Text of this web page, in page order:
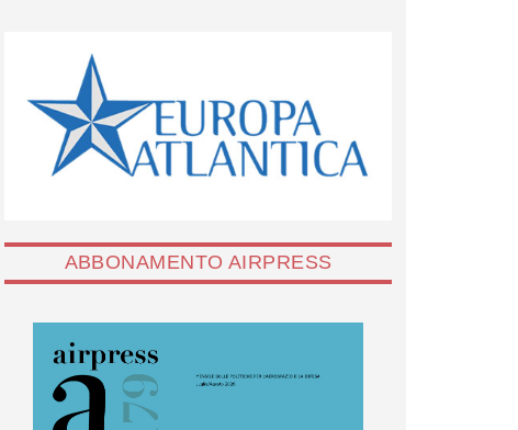
ABBONAMENTO AIRPRESS